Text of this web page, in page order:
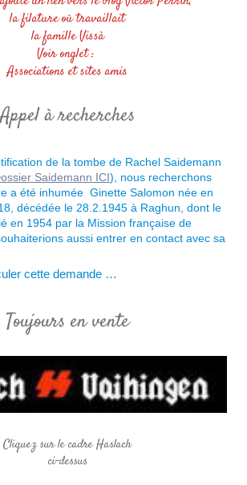
la filature où travaillait
la famille Vissà
Voir onglet :
Associations et sites amis
Appel à recherches
de la tombe de Rachel Saidemann
Saidemann ICI), nous recherchons
a été inhumée Ginette Salomon née en
décédée le 28.2.1945 à Raghun, dont le
en 1954 par la Mission française de
aussi entrer en contact avec sa
cette demande …
Toujours en vente
Cliquez sur le cadre Haslach
ci-dessus